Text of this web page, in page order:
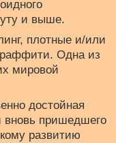
и выше.
плотные и/или
Одна из
мировой
достойная
вновь пришедшего
развитию